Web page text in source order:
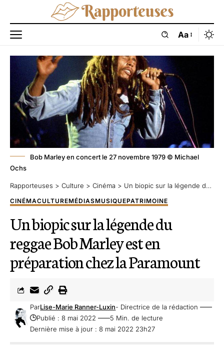
Aa
Bob Marley en concert le 27 novembre 1979 © Michael
Ochs
Rapporteuses > Culture > Cinéma > Un biopic sur la légende du reggae Bob Marley est en préparation chez la Paramount
CINÉMACULTUREMÉDIASMUSIQUEPATRIMOINE
Un biopic sur la légende du
reggae Bob Marley est en
préparation chez la Paramount
Dernière mise à jour : 8 mai 2022 23h27
ParLise-Marie Ranner-Luxin- Directrice de la rédaction
Publié : 8 mai 2022
5 Min. de lecture